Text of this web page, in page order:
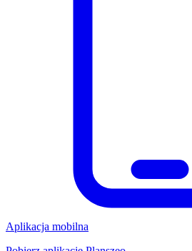
Aplikacja mobilna